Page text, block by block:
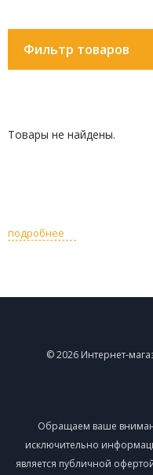
Фильтр товаров
Товары не найдены.
подробнее
© 2026 Интернет-
Обращаем ваше
исключительно
является публичной